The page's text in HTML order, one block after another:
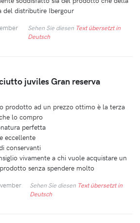
del distributire Ibergour
Sehen Sie diesen Text übersetzt in
Deutsch
juviles Gran reserva
prodotto ad un prezzo ottimo è la terza
lo compro
perfetta
eccellente
conservanti
vivamente a chi vuole acquistare un
senza spendere molto
Sehen Sie diesen Text übersetzt in
Deutsch